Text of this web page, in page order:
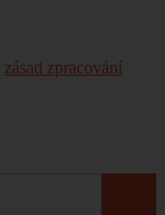
zásad zpracování